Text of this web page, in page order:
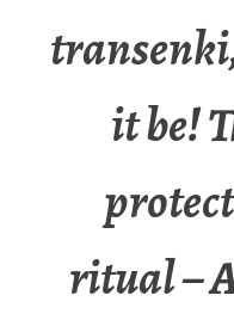
it be!
ritual –